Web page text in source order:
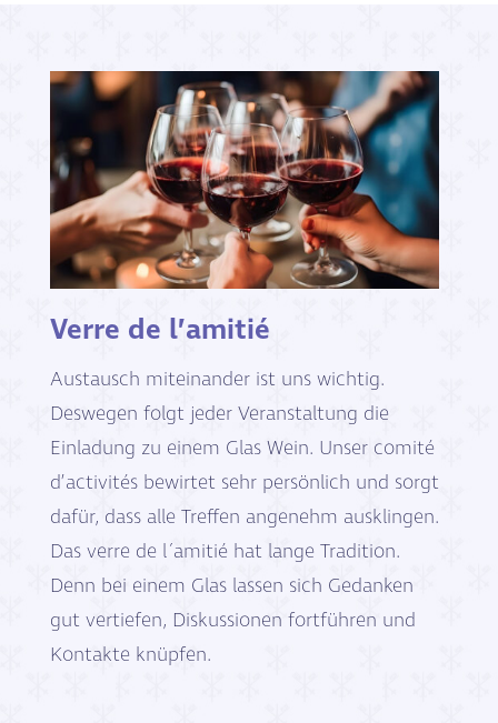
Verre de l’amitié
Austausch miteinander ist uns wichtig.
Deswegen folgt jeder Veranstaltung die
Einladung zu einem Glas Wein. Unser comité
d’activités bewirtet sehr persönlich und sorgt
dafür, dass alle Treffen angenehm ausklingen.
Das verre de l´amitié hat lange Tradition.
Denn bei einem Glas lassen sich Gedanken
gut vertiefen, Diskussionen fortführen und
Kontakte knüpfen.